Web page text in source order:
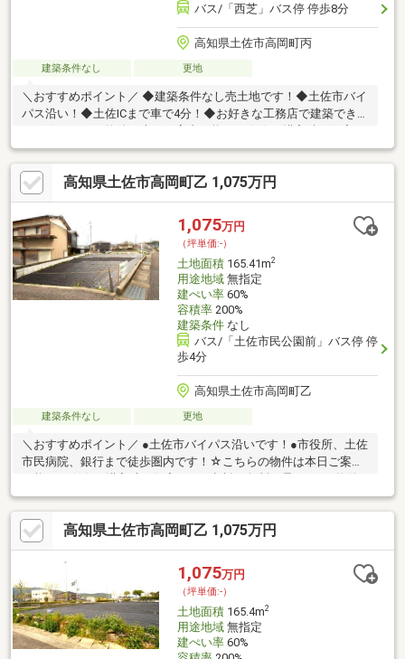
バス/「西芝」バス停 停歩8分
高知県土佐市高岡町丙
建築条件なし 更地
＼おすすめポイント／ ◆建築条件なし売土地です！◆土佐市バイ
パス沿い！◆土佐ICまで車で4分！◆お好きな工務店で建築できま
ーン相談も無料で承ります♪物件が気になったらお好きなタイミン
グでお気軽にお問い合わせください！資料請求フォームからは24
時間受付中☆ おうちと皆様のご縁を結ぶことが私たちの使命で
す。 皆様にお会いできますことを、心よりお待ち申し上げてお
ります 土地購入をお考えの方に好条件の売地が多数あります。
高知県土佐市高岡町乙 1,075万円
1,075万円
（坪単価:-）
土地面積165.41m2
用途地域無指定
建ぺい率60%
容積率200%
建築条件なし
バス/「土佐市民公園前」バス停 停
歩4分
高知県土佐市高岡町乙
建築条件なし 更地
＼おすすめポイント／ ●土佐市バイパス沿いです！●市役所、土佐
市民病院、銀行まで徒歩圏内です！☆こちらの物件は本日ご案内
が気になったらお好きなタイミングでお気軽にお問い合わせくだ
さい！資料請求フォームからは24時間受付中☆ おうちと皆様のご
縁を結ぶことが私たちの使命です。 皆様にお会いできますこと
を、心よりお待ち申し上げております
高知県土佐市高岡町乙 1,075万円
1,075万円
（坪単価:-）
土地面積165.4m2
用途地域無指定
建ぺい率60%